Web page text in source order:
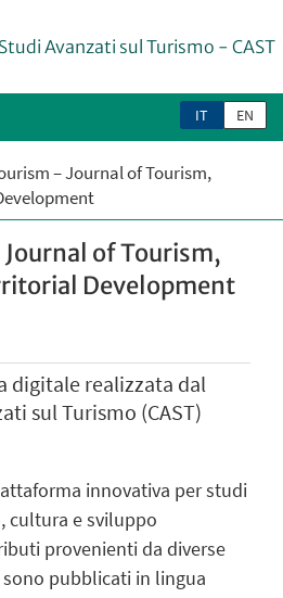
Avanzati sul Turismo - CAST
IT EN
– Journal of Tourism,
of Tourism,
Development
digitale realizzata dal
sul Turismo (CAST)
innovativa per studi
cultura e sviluppo
provenienti da diverse
pubblicati in lingua